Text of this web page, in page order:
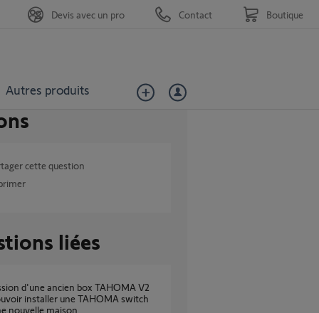
Autres produits
Devis avec un pro Contact Boutique
cette question
liées
installer une TAHOMA switch
nouvelle maison